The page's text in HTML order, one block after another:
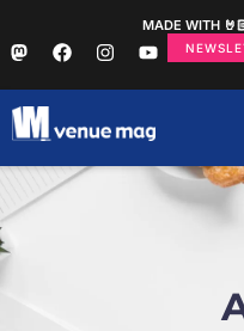
MADE WITH